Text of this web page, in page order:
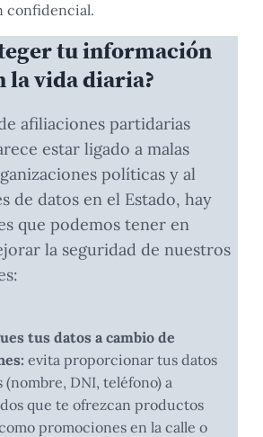
confidencial.
tu información
la vida diaria?
afiliaciones partidarias
estar ligado a malas
políticas y al
de datos en el Estado, hay
que podemos tener en
la seguridad de nuestros
tus datos a cambio de
evita proporcionar tus datos
(nombre, DNI, teléfono) a
que te ofrezcan productos
promociones en la calle o